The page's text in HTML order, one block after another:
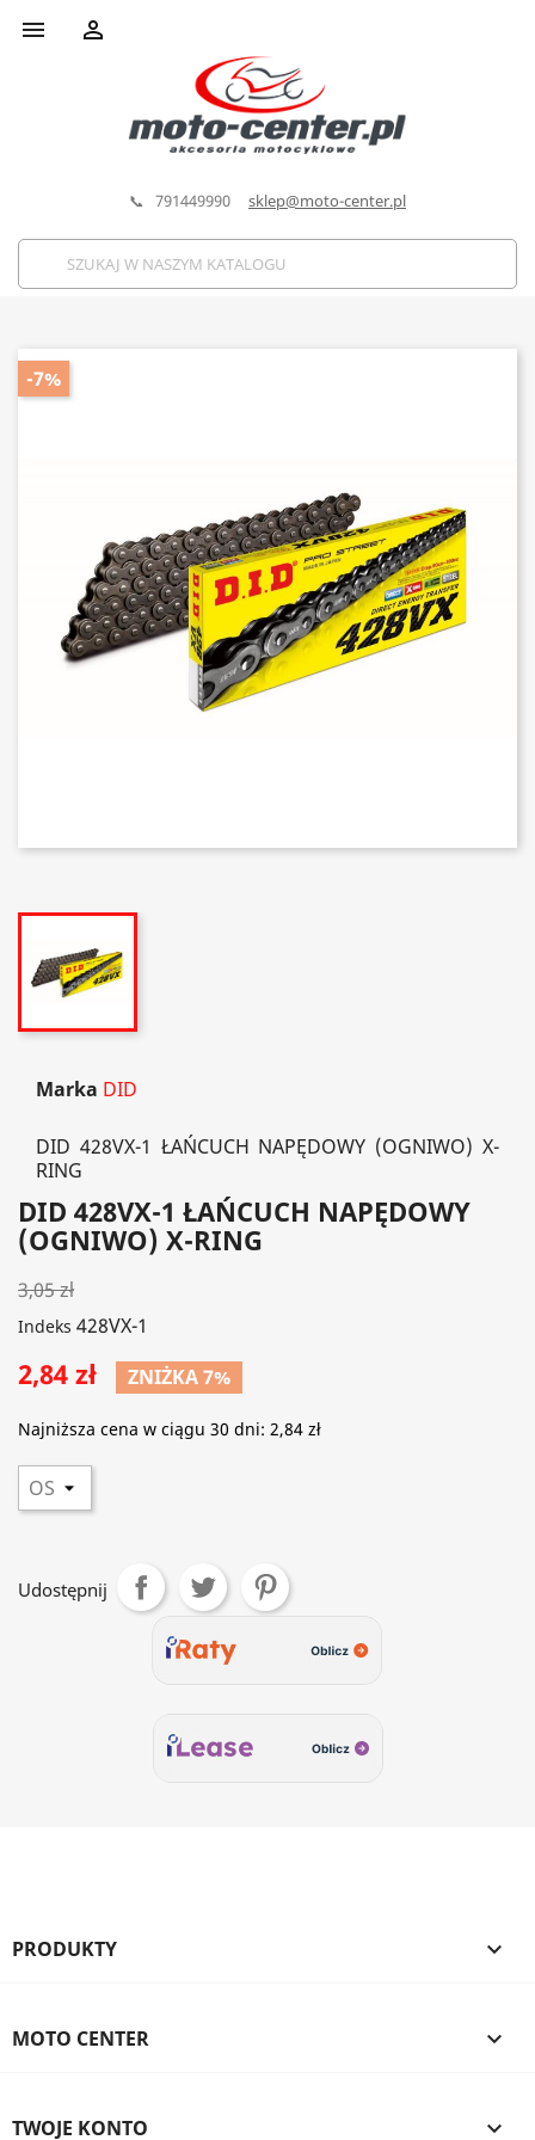
 
📞 791449990 sklep@moto-center.pl
-7%
Marka DID
DID 428VX-1 ŁAŃCUCH NAPĘDOWY (OGNIWO) X-
RING
DID 428VX-1 ŁAŃCUCH NAPĘDOWY
(OGNIWO) X-RING
3,05 zł
Indeks 428VX-1
2,84 zł ZNIŻKA 7%
Najniższa cena w ciągu 30 dni: 2,84 zł
Udostępnij
PRODUKTY 
MOTO CENTER 
TWOJE KONTO 